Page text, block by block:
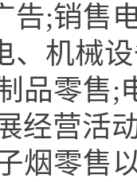
告;销售
、机械
品零售
经营活
烟零售